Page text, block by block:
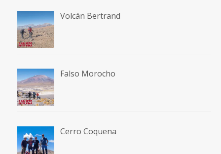
Volcán Bertrand
Falso Morocho
Cerro Coquena